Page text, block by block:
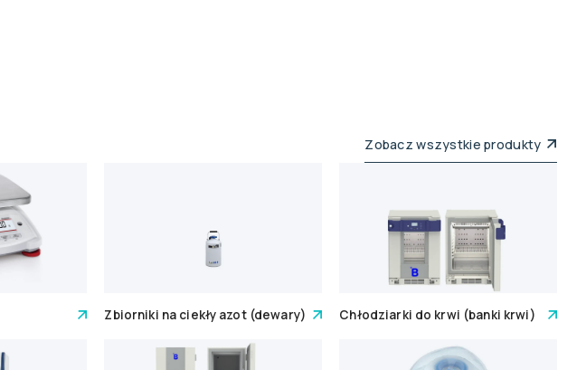
Zobacz wszystkie produkty
Zbiorniki na ciekły azot (dewary) Chłodziarki do krwi (banki krwi)